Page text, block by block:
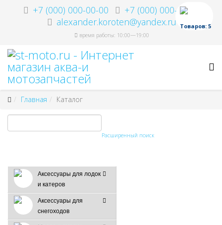
+7 (000) 000-00-00
+7 (000) 000-00-00
alexander.koroten@yandex.ru
время работы: 10:00—19:00
Товаров: 5
Главная Каталог
Расширенный поиск
Аксессуары для лодок
и катеров
Аксессуары для
снегоходов